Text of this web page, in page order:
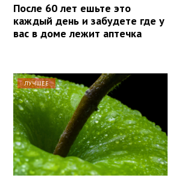
После 60 лет ешьте это
каждый день и забудете где у
вас в доме лежит аптечка
ЛУЧШЕЕ